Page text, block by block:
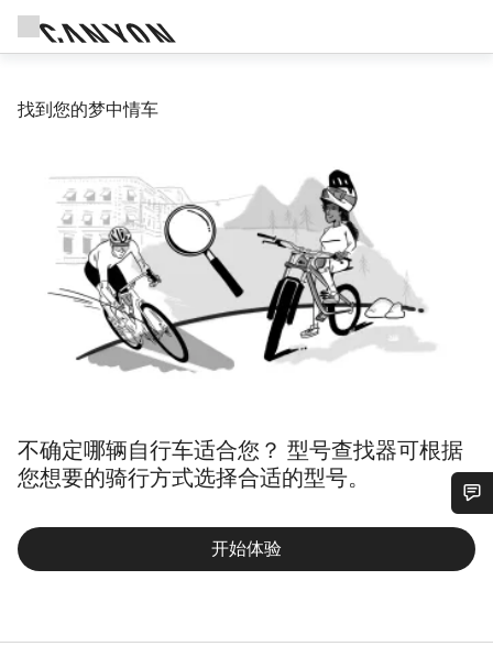
找到您的梦中情车
不确定哪辆自行车适合您？ 型号查找器可根据
您想要的骑行方式选择合适的型号。
开始体验
您需要帮助吗？